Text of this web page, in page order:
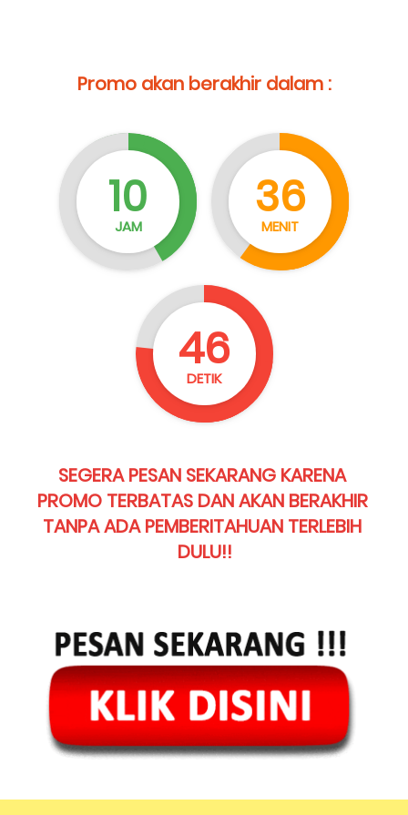
Promo akan berakhir dalam :
10
JAM
36
MENIT
45
DETIK
SEGERA PESAN SEKARANG KARENA
PROMO TERBATAS DAN AKAN BERAKHIR
TANPA ADA PEMBERITAHUAN TERLEBIH
DULU!!